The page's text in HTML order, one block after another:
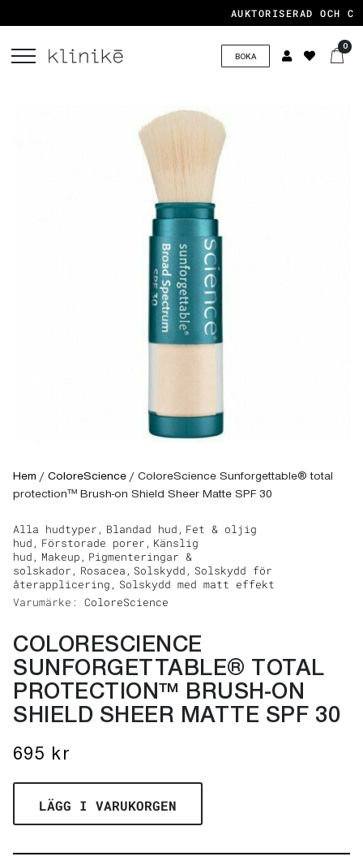
AUKTORISERAD OCH
BOKA
0
Hem / ColoreScience / ColoreScience Sunforgettable® total
protection™ Brush-on Shield Sheer Matte SPF 30
Alla hudtyper, Blandad hud, Fet & oljig
hud, Förstorade porer, Känslig
hud, Makeup, Pigmenteringar &
solskador, Rosacea, Solskydd, Solskydd för
återapplicering, Solskydd med matt effekt
Varumärke: ColoreScience
COLORESCIENCE
SUNFORGETTABLE® TOTAL
PROTECTION™ BRUSH-ON
SHIELD SHEER MATTE SPF 30
695 kr
LÄGG I VARUKORGEN